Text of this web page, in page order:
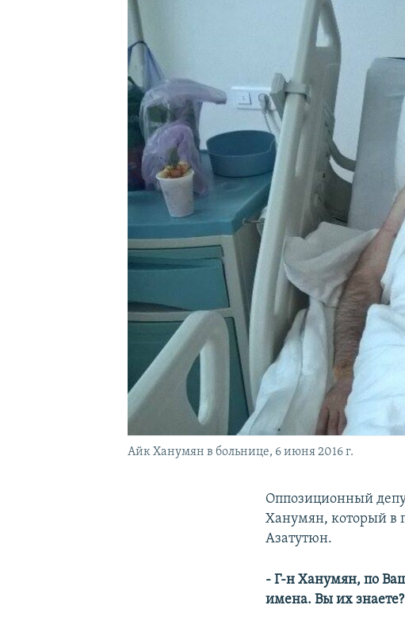
Айк Ханумян в больнице, 6 июня 2016 г.
Оппозиционный
Ханумян, который в
Азатутюн.
- Г-н Ханумян, по
имена. Вы их знаете?